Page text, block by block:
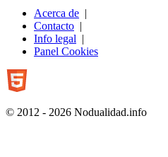
Acerca de |
Contacto |
Info legal |
Panel Cookies
© 2012 - 2026 Nodualidad.info